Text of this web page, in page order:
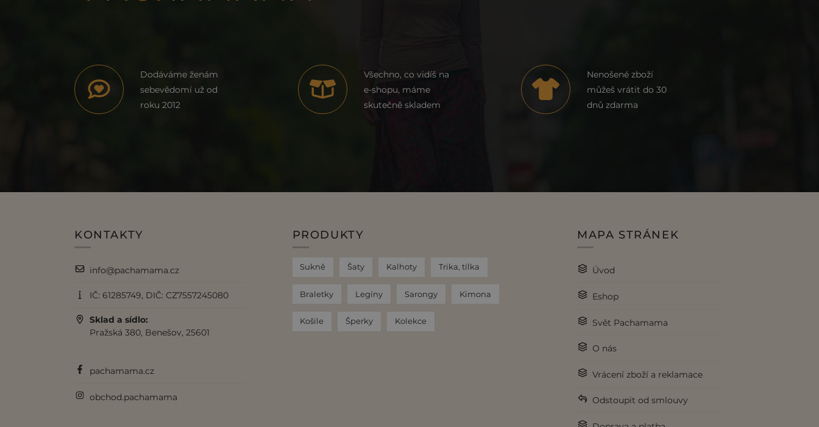
Dodáváme ženám
sebevědomí už od
roku 2012
Všechno, co vidíš na
e-shopu, máme
skutečně skladem
Nenošené zboží
můžeš vrátit do 30
dnů zdarma
KONTAKTY
info@pachamama.cz
IČ: 61285749, DIČ: CZ7557245080
Sklad a sídlo:
Pražská 380, Benešov, 25601
pachamama.cz
obchod.pachamama
PRODUKTY
Sukně Šaty Kalhoty Trika, tílka
Braletky Legíny Sarongy Kimona
Košile Šperky Kolekce
MAPA STRÁNEK
Úvod
Eshop
Svět Pachamama
O nás
Vrácení zboží a reklamace
Odstoupit od smlouvy